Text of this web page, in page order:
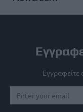
Εγγραφείτε